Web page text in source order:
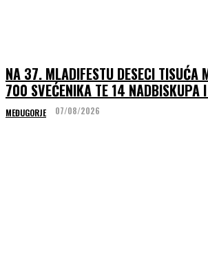
NA 37. MLADIFESTU DESECI TISUĆA
700 SVEĆENIKA TE 14 NADBISKUPA
MEĐUGORJE 07/08/2026